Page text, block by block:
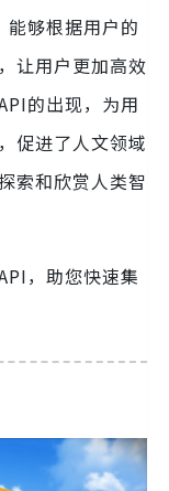
能够根据用户的
让用户更加高效
的出现，为用
促进了人文领域
索和欣赏人类智
，助您快速集